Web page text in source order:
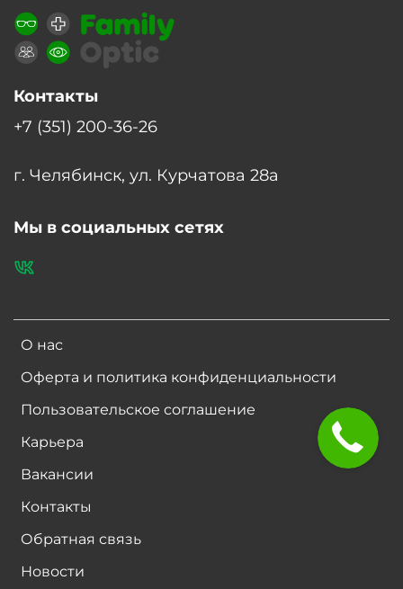
О нас
Оферта и политика конфиденциальности
Пользовательское соглашение
Карьера
Вакансии
Контакты
Обратная связь
Новости
Контакты
+7 (351) 200-36-26
г. Челябинск, ул. Курчатова 28а
Мы в социальных сетях